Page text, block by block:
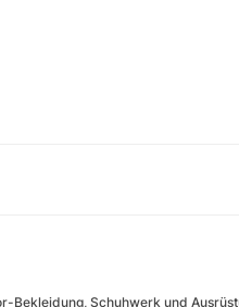
Schuhwerk und